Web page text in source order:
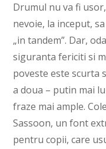
Drumul nu va fi
nevoie, la inceput,
„in tandem”. Dar,
siguranta fericiti si
poveste este scurta
a doua – putin mai
fraze mai ample.
Sassoon, un font
pentru copii, care